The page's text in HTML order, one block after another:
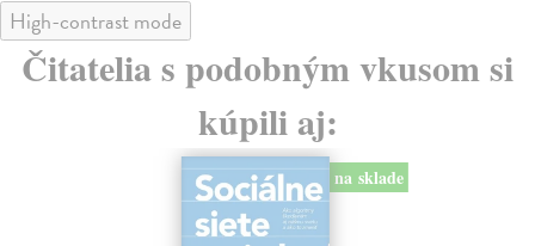
High-contrast mode
Čitatelia s podobným vkusom si
kúpili aj:
na sklade